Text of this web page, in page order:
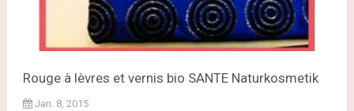
Rouge à lèvres et vernis bio SANTE Naturkosmetik
Jan. 8, 2015